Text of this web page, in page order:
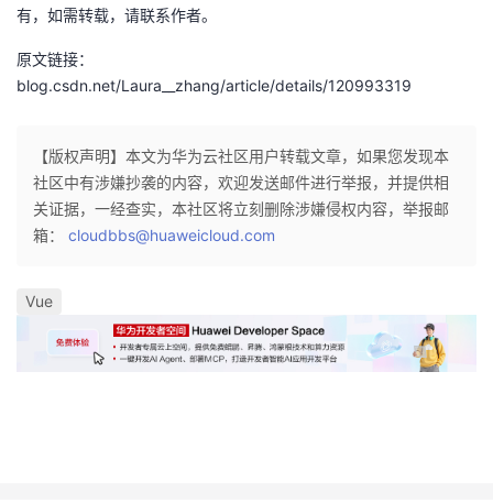
有，如需转载，请联系作者。
原文链接：
blog.csdn.net/Laura__zhang/article/details/120993319
【版权声明】本文为华为云社区用户转载文章，如果您发现本
社区中有涉嫌抄袭的内容，欢迎发送邮件进行举报，并提供相
关证据，一经查实，本社区将立刻删除涉嫌侵权内容，举报邮
箱： cloudbbs@huaweicloud.com
Vue